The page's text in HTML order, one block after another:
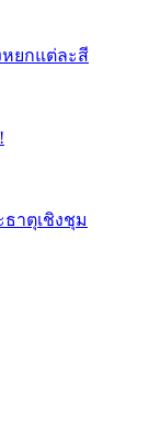
ยกแต่ละสี
าตุเชิงชุม